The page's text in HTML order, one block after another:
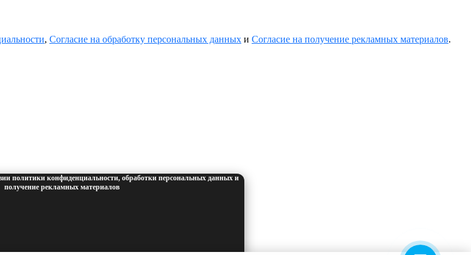
, Согласие на обработку персональных данных и Согласие на получение рекламных материалов.
политики конфиденциальности, обработки персональных данных и
получение рекламных материалов